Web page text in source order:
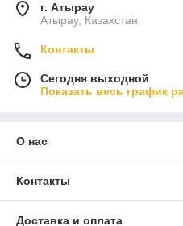
г. Атырау
Атырау, Казахстан
Контакты
Сегодня выходной
Показать весь график
О нас
Контакты
Доставка и оплата